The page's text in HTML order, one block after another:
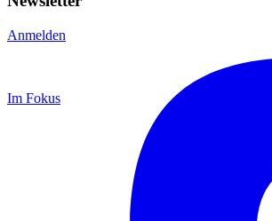
Im Fokus
Anmelden